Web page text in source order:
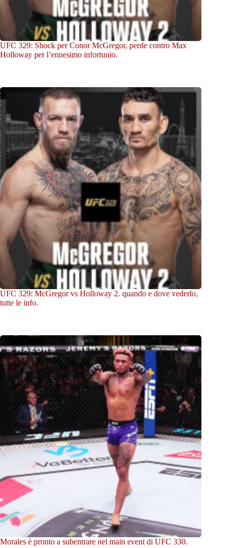
UFC 329: Shock per Conor McGregor, perde contro Max
Holloway per l’ennesimo infortunio.
UFC 329: McGregor vs Holloway 2. quando e dove vederlo,
tutte le info.
Morales è pronto a subentrare nel main event di UFC 330.